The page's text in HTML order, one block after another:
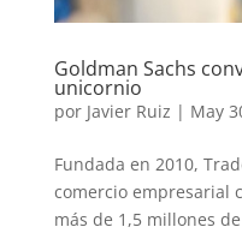
Goldman Sachs
unicornio
por Javier Ruiz | May
Fundada en 2010,
comercio empresarial
más de 1,5 millones